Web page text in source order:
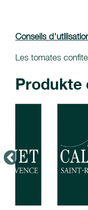
Conseils
Les tomates
Produkte